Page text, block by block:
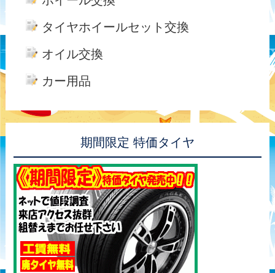
タイヤホイールセット交換
オイル交換
カー用品
期間限定 特価タイヤ